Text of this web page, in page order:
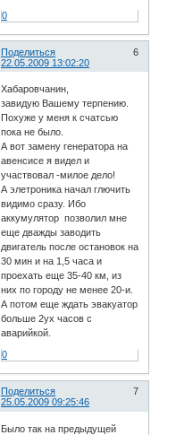
0
Поделиться
6
22.05.2009 13:02:20
Хабаровчанин,
завидую Вашему терпению.
Похуже у меня к счатсью
пока не было.
А вот замену генератора на
авенсисе я видел и
участвовал -милое дело!
А элетроника начал глючить
видимо сразу. Ибо
аккумулятор позволил мне
еще дважды заводить
двигатель после остановок на
30 мин и на 1,5 часа и
проехать еще 35-40 км, из
них по городу не менее 20-и.
А потом еще ждать эвакуатор
больше 2ух часов с
аварийкой.
0
Поделиться
7
25.05.2009 09:25:46
Было так на предыдущей